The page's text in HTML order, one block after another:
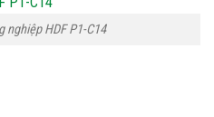
nghiệp HDF P1-C14